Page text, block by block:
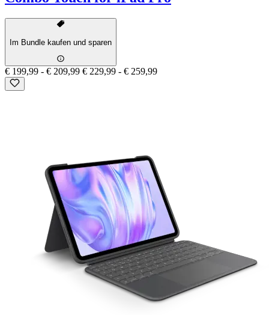
Im Bundle kaufen und sparen
€ 199,99 - € 209,99 € 229,99 - € 259,99